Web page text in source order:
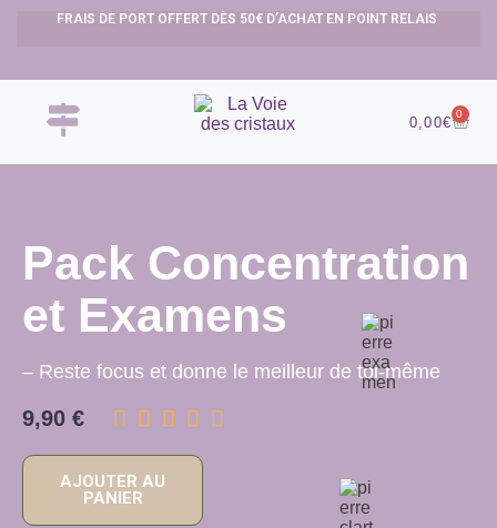
FRAIS DE PORT OFFERT DÈS 50€ D’ACHAT EN POINT RELAIS
0,00€ 0
Pack Concentration
et Examens
– Reste focus et donne le meilleur de toi-même
9,90 €     
AJOUTER AU
PANIER